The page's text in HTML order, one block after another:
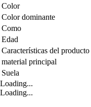
Color
Color dominante
Como
Edad
Características del producto
material principal
Suela
Loading...
Loading...